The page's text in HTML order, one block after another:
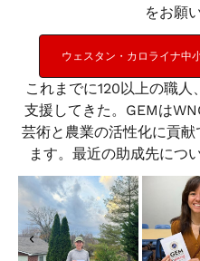
をお願
ウェスタン・カロライナ中
これまでに120以上の職
支援してきた。GEMは
芸術と農業の活性化に貢
ます。最近の助成先につ